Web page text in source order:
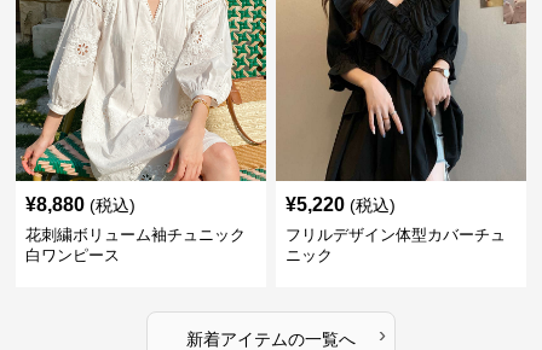
¥8,880 (税込)
花刺繍ボリューム袖チュニック
白ワンピース
¥5,220 (税込)
フリルデザイン体型カバーチュ
ニック
新着アイテムの一覧へ ›